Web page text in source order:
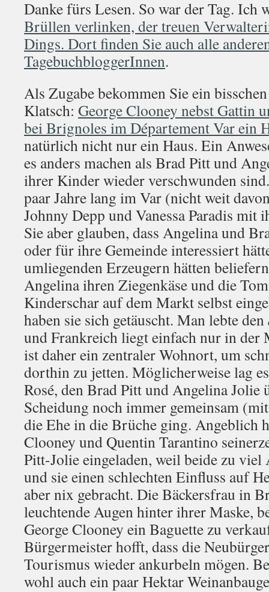
Danke fürs Lesen. So war der Tag. Ich
Brüllen verlinken, der treuen
Dings. Dort finden Sie auch alle
TagebuchbloggerInnen.
Als Zugabe bekommen Sie ein
Klatsch: George Clooney nebst Gattin
bei Brignoles im Département Var ein
natürlich nicht nur ein Haus. Ein
es anders machen als Brad Pitt und
ihrer Kinder wieder verschwunden
paar Jahre lang im Var (nicht weit
Johnny Depp und Vanessa Paradis mit
Sie aber glauben, dass Angelina und
oder für ihre Gemeinde interessiert
umliegenden Erzeugern hätten
Angelina ihren Ziegenkäse und die
Kinderschar auf dem Markt selbst
haben sie sich getäuscht. Man lebte den
und Frankreich liegt einfach nur in der
ist daher ein zentraler Wohnort, um
dorthin zu jetten. Möglicherweise lag
Rosé, den Brad Pitt und Angelina Jolie
Scheidung noch immer gemeinsam
die Ehe in die Brüche ging. Angeblich
Clooney und Quentin Tarantino
Pitt-Jolie eingeladen, weil beide zu
und sie einen schlechten Einfluss auf
aber nix gebracht. Die Bäckersfrau in
leuchtende Augen hinter ihrer Maske,
George Clooney ein Baguette zu
Bürgermeister hofft, dass die
Tourismus wieder ankurbeln mögen.
wohl auch ein paar Hektar